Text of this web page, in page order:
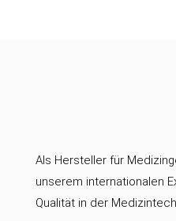
Als Hersteller für
unserem internationalen
Qualität in der